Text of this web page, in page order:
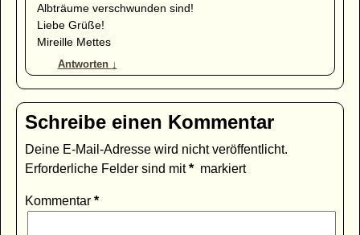
Albträume verschwunden sind!
Liebe Grüße!
Mireille Mettes
Antworten ↓
Schreibe einen Kommentar
Deine E-Mail-Adresse wird nicht veröffentlicht.
Erforderliche Felder sind mit* markiert
Kommentar *